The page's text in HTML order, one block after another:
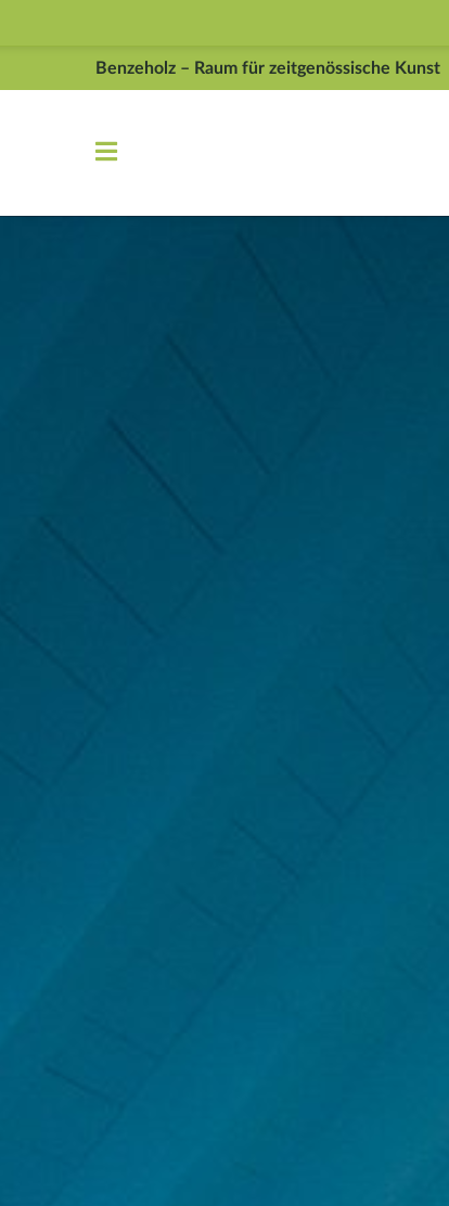
Benzeholz – Raum für zeitgenössische Kunst